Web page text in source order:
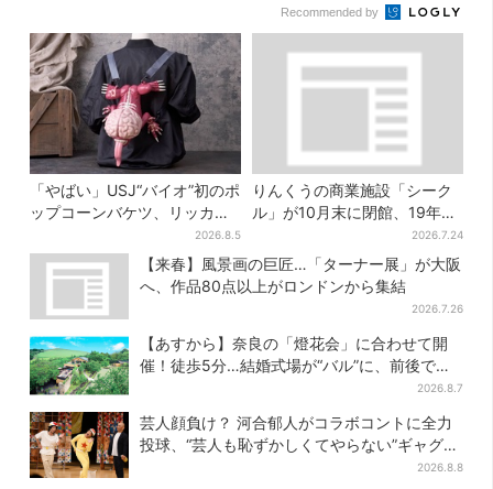
Recommended by
「やばい」USJ“バイオ”初のポ
ップコーンバケツ、リッカー
が背中に張りつく衝撃デザイ
ンに騒然…フレーバーにも反
2026.8.5
りんくうの商業施設「シーク
ル」が10月末に閉館、19年の
歴史に幕…南大阪民に衝撃は
しる
2026.7.24
【来春】風景画の巨匠…「ターナー展」が大阪
へ、作品80点以上がロンドンから集結
2026.7.26
【あすから】奈良の「燈花会」に合わせて開
催！徒歩5分…結婚式場が“バル”に、前後で食
2026.8.7
芸人顔負け？ 河合郁人がコラボコントに全力
投球、“芸人も恥ずかしくてやらない”ギャグに
2026.8.8